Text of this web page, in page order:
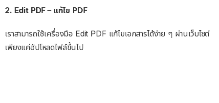
2. Edit PDF – แก้ไข PDF
เราสามารถใช้เครื่องมือ Edit PDF แก้ไขเอกสารได้ง่าย ๆ ผ่านเว็บไซต์
เพียงแค่อัปโหลดไฟล์ขึ้นไป